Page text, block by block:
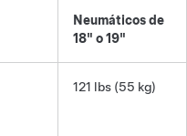
Neumáticos de
18" o 19"
121 lbs (55 kg)